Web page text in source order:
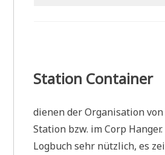
Station Container
dienen der Organisation
Station bzw. im Corp
Logbuch sehr nützlich, es